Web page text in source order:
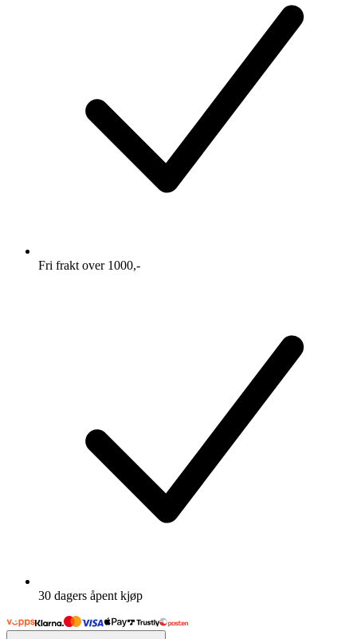
Fri frakt over 1000,-
30 dagers åpent kjøp